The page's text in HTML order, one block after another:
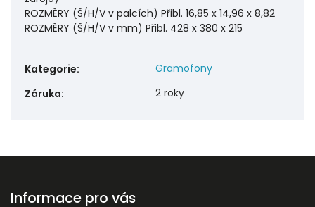
ROZMĚRY (Š/H/V v palcích) Přibl. 16,85 x 14,96 x 8,82
ROZMĚRY (Š/H/V v mm) Přibl. 428 x 380 x 215
Kategorie:
Gramofony
Záruka: 2 roky
Informace pro vás